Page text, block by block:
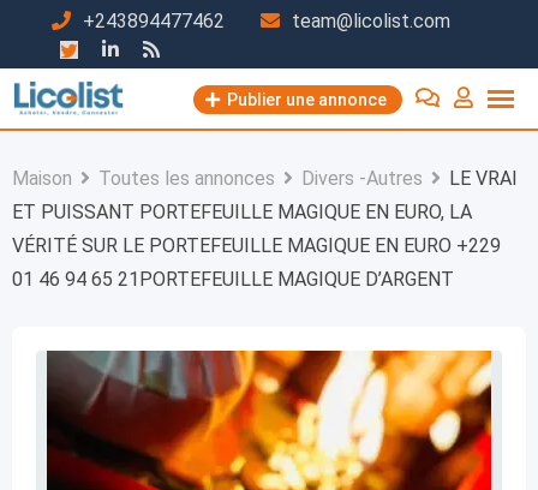
contenu
+243894477462 team@licolist.com
Publier une annonce
Maison Toutes les annonces Divers -Autres
LE VRAI
ET PUISSANT PORTEFEUILLE MAGIQUE EN EURO, LA
VÉRITÉ SUR LE PORTEFEUILLE MAGIQUE EN EURO +229
01 46 94 65 21PORTEFEUILLE MAGIQUE D’ARGENT